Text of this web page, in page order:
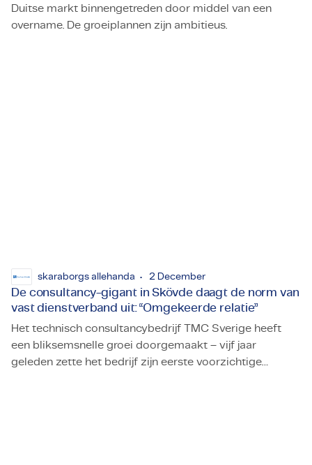
Duitse markt binnengetreden door middel van een
overname. De groeiplannen zijn ambitieus.
skaraborgs allehanda 2 December
De consultancy-gigant in Skövde daagt de norm van
vast dienstverband uit: “Omgekeerde relatie”
Het technisch consultancybedrijf TMC Sverige heeft
een bliksemsnelle groei doorgemaakt – vijf jaar
geleden zette het bedrijf zijn eerste voorzichtige